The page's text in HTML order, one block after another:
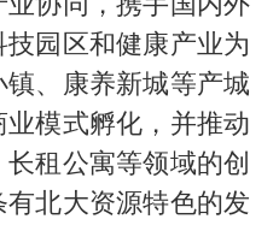
园区和健康产业为
、康养新城等产城
模式孵化，并推动
租公寓等领域的创
北大资源特色的发